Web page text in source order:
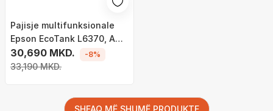
Pajisje multifunksionale
Epson EcoTank L6370, A4,
WiFi, e zezë
30,690 MKD.
33,190 MKD.
-8%
SHFAQ MË SHUMË PRODUKTE